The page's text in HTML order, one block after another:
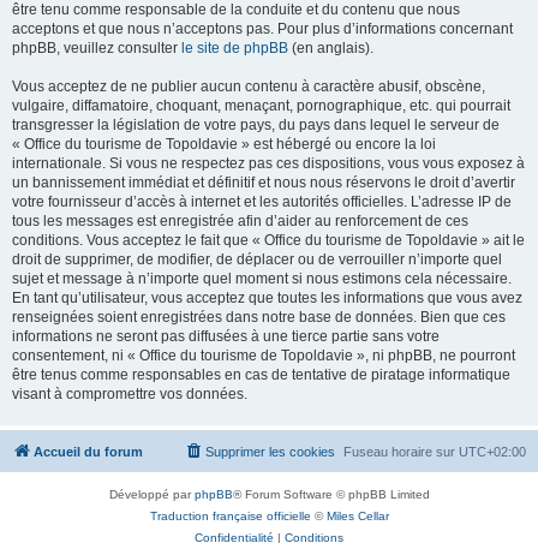
être tenu comme responsable de la conduite et du contenu que nous
acceptons et que nous n’acceptons pas. Pour plus d’informations concernant
phpBB, veuillez consulter le site de phpBB (en anglais).
Vous acceptez de ne publier aucun contenu à caractère abusif, obscène,
vulgaire, diffamatoire, choquant, menaçant, pornographique, etc. qui pourrait
transgresser la législation de votre pays, du pays dans lequel le serveur de
« Office du tourisme de Topoldavie » est hébergé ou encore la loi
internationale. Si vous ne respectez pas ces dispositions, vous vous exposez à
un bannissement immédiat et définitif et nous nous réservons le droit d’avertir
votre fournisseur d’accès à internet et les autorités officielles. L’adresse IP de
tous les messages est enregistrée afin d’aider au renforcement de ces
conditions. Vous acceptez le fait que « Office du tourisme de Topoldavie » ait le
droit de supprimer, de modifier, de déplacer ou de verrouiller n’importe quel
sujet et message à n’importe quel moment si nous estimons cela nécessaire.
En tant qu’utilisateur, vous acceptez que toutes les informations que vous avez
renseignées soient enregistrées dans notre base de données. Bien que ces
informations ne seront pas diffusées à une tierce partie sans votre
consentement, ni « Office du tourisme de Topoldavie », ni phpBB, ne pourront
être tenus comme responsables en cas de tentative de piratage informatique
visant à compromettre vos données.
Accueil du forum Fuseau horaire sur UTC+02:00
Supprimer les cookies
Développé parphpBB® Forum Software © phpBB Limited
Traduction française officielle ©Miles Cellar
Confidentialité | Conditions